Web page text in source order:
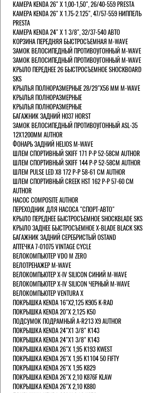
КАМЕРА KENDA 26" Х 1,00-1,50", 26/40-559 PRESTA
КАМЕРА KENDA 26" Х 1.75-2.125", 47/57-559 НИППЕЛЬ
PRESTA
КАМЕРА KENDA 24" Х 1 3/8", 32/37-540 АВТО
КОРЗИНА ПЕРЕДНЯЯ БЫСТРОСЪЕМНАЯ M-WAVE
ЗАМОК ВЕЛОСИПЕДНЫЙ ПРОТИВОУГОННЫЙ M-WAVE
ЗАМОК ВЕЛОСИПЕДНЫЙ ПРОТИВОУГОННЫЙ M-WAVE
КРЫЛО ПЕРЕДНЕЕ 26 БЫСТРОСЪЕМНОЕ SHOCKBOARD
SKS
КРЫЛЬЯ ПОЛНОРАЗМЕРНЫЕ 28/29"Х56 ММ M-WAVE
КРЫЛЬЯ ПОЛНОРАЗМЕРНЫЕ
КРЫЛЬЯ ПОЛНОРАЗМЕРНЫЕ
БАГАЖНИК ЗАДНИЙ H037 HORST
ЗАМОК ВЕЛОСИПЕДНЫЙ ПРОТИВОУГОННЫЙ ASL-35
12Х1200ММ AUTHOR
ФОНАРЬ ЗАДНИЙ HELIOS M-WAVE
ШЛЕМ СПОРТИВНЫЙ SKIFF 171 Р-Р 52-58СМ AUTHOR
ШЛЕМ СПОРТИВНЫЙ SKIFF 144 Р-Р 52-58СМ AUTHOR
ШЛЕМ PULSE LED X8 172 Р-Р 58-61 СМ AUTHOR
ШЛЕМ СПОРТИВНЫЙ CREEK HST 162 Р-Р 57-60 СМ
AUTHOR
НАСОС COMPOSITE AUTHOR
ПЕРЕХОДНИК ДЛЯ НАСОСА "СПОРТ-АВТО"
КРЫЛО ПЕРЕДНЕЕ БЫСТРОСЪЕМНОЕ SHOCKBLADE SKS
КРЫЛО ЗАДНЕЕ БЫСТРОСЪЕМНОЕ X-BLADE BLACK SKS
БАГАЖНИК ЗАДНИЙ СЕРЕБРИСТЫЙ OSTAND
АПТЕЧКА 7-01075 VINTAGE CYCLE
ВЕЛОКОМПЬЮТЕР VDO M ZERO
ВЕЛОТРЕНАЖЕР M-WAVE
ВЕЛОКОМПЬЮТЕР X-IV SILICON СИНИЙ M-WAVE
ВЕЛОКОМПЬЮТЕР X-IV SILICON ЧЕРНЫЙ M-WAVE
ВЕЛОКОМПЬЮТЕР VENTURA Х
ПОКРЫШКА KENDA 16"Х2,125 K905 K-RAD
ПОКРЫШКА KENDA 20"Х 2,125 K50
ПОДСУМОК ПОДРАМНЫЙ A-R213 X9 AUTHOR
ПОКРЫШКА KENDA 24"Х1 3/8" K143
ПОКРЫШКА KENDA 24"Х1 3/8" K143
ПОКРЫШКА KENDA 26"Х 1,95 K193 KWEST
ПОКРЫШКА KENDA 26"Х 1,95 K1104 50 FIFTY
ПОКРЫШКА KENDA 26"Х 1,95 K829
ПОКРЫШКА KENDA 26"Х 2,10 K876F KLAW
ПОКРЫШКА KENDA 26"Х 2,10 K880